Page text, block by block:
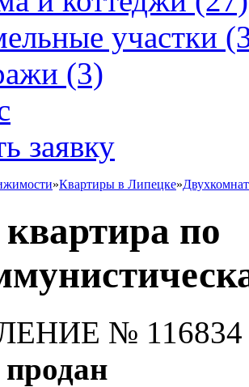
участки
(3)
заявку
»Квартиры в Липецке»
по
№ 116834